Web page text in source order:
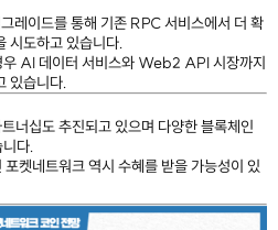
레이드를 통해 기존 RPC 서비스에서 더 확
시도하고 있습니다.
우 AI 데이터 서비스와 Web2 API 시장까지
있습니다.
십도 추진되고 있으며 다양한 블록체인
다.
켓네트워크 역시 수혜를 받을 가능성이 있